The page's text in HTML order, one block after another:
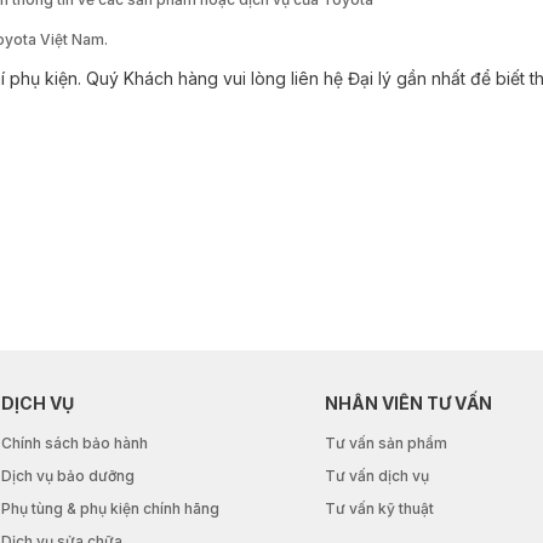
Việt Nam.
kiện. Quý Khách hàng vui lòng liên hệ Đại lý gần nhất để biết
DỊCH VỤ
Chính sách bảo hành
Dịch vụ bảo dưỡng
Phụ tùng & phụ kiện chính hãng
NHÂN VIÊN TƯ VẤN
Tư vấn sản phẩm
Tư vấn dịch vụ
Tư vấn kỹ thuật